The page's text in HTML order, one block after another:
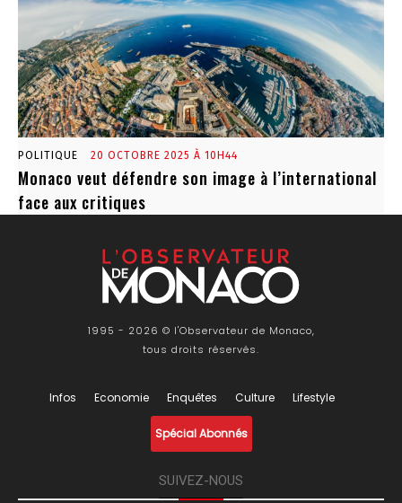
POLITIQUE 20 OCTOBRE 2025 À 10H44
Monaco veut défendre son image à l’international
face aux critiques
1995 - 2026 © l'Observateur de Monaco,
tous droits réservés.
Infos Economie Enquêtes Culture Lifestyle
Spécial Abonnés
SUIVEZ-NOUS